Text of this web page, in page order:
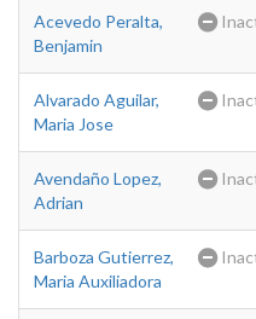
Acevedo Peralta,
Benjamin
Alvarado Aguilar,
Maria Jose
Avendaño Lopez,
Adrian
Barboza Gutierrez,
Maria Auxiliadora